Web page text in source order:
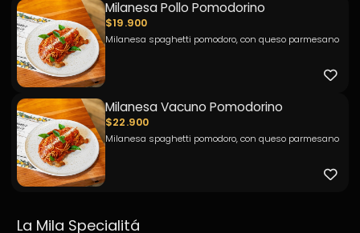
Milanesa Pollo Pomodorino
$19.900
Milanesa spaghetti pomodoro, con queso parmesano
Milanesa Vacuno Pomodorino
$22.900
Milanesa spaghetti pomodoro, con queso parmesano
La Mila Specialitá